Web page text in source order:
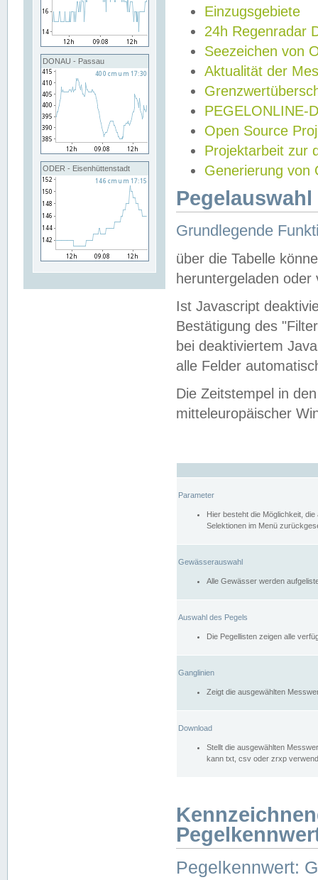
DONAU - Passau
ODER - Eisenhüttenstadt
Einzugsgebiete
24h Regenradar
Seezeichen von
Aktualität der
PEGELONLINE-
Open Source
Projektarbeit zur
Generierung von
Grundlegende
über die Tabelle
heruntergeladen oder
Ist Javascript
Bestätigung des
bei deaktiviertem
alle Felder
Die Zeitstempel in
mitteleuropäischer
Parameter
Hier besteht die Möglichkeit,
Selektionen im Menü
Gewässerauswahl
Alle Gewässer werden
Auswahl des Pegels
Die Pegellisten zeigen alle
Ganglinien
Zeigt die ausgewählten
Download
Stellt die ausgewählten
kann txt, csv oder zrxp
Pegelkennwert: